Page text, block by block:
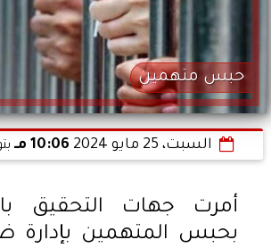
حبس متهمين
السبت، 25 مايو 2024 10:06 مـ
أمرت جهات التحقيق
بحبس المتهمين